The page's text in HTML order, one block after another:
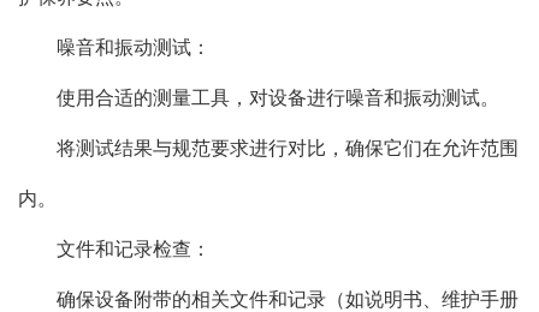
噪音和振动测试：
使用合适的测量工具，对设备进行噪音和振动测试。
将测试结果与规范要求进行对比，确保它们在允许范围
内。
文件和记录检查：
确保设备附带的相关文件和记录（如说明书、维护手册